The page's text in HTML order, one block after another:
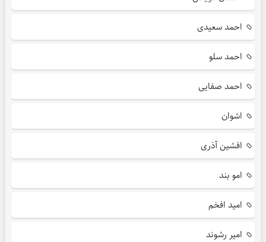
احمد سعیدی
احمد سلو
احمد صفایی
اشوان
افشین آذری
امو بند
امید افخم
امیر رشوند